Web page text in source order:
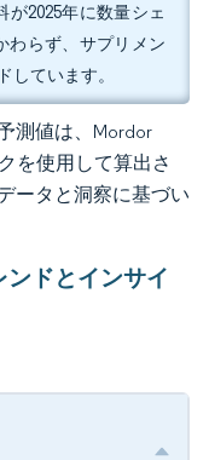
2025年に数量シェ
わらず、サプリメン
しています。
測値は、Mordor
を使用して算出さ
ータと洞察に基づい
ドとインサイ